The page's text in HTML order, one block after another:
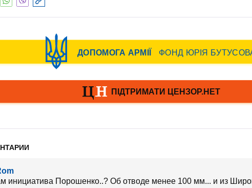
инициатива Порошенко..? Об отводе менее 100 мм... и из